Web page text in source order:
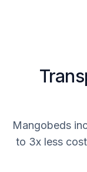
Mangobeds
to 3x less